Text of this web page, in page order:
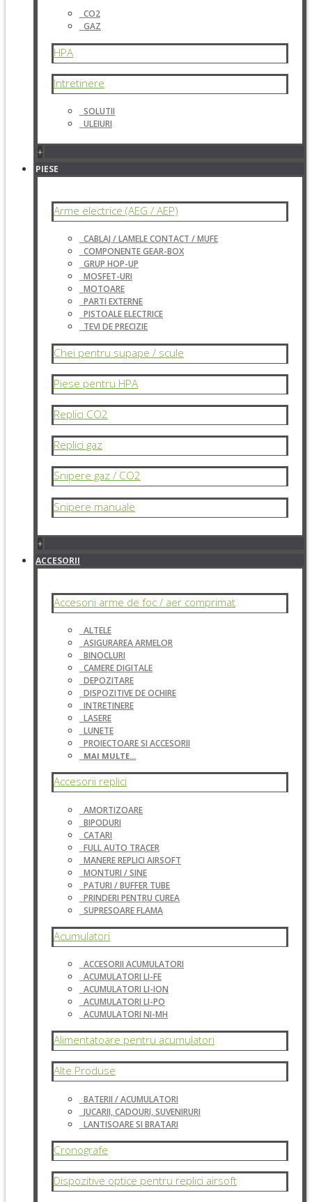
CO2
GAZ
HPA
Intretinere
SOLUTII
ULEIURI
+
PIESE
Arme electrice (AEG / AEP)
CABLAJ / LAMELE CONTACT / MUFE
COMPONENTE GEAR-BOX
GRUP HOP-UP
MOSFET-URI
MOTOARE
PARTI EXTERNE
PISTOALE ELECTRICE
TEVI DE PRECIZIE
Chei pentru supape / scule
Piese pentru HPA
Replici CO2
Replici gaz
Snipere gaz / CO2
Snipere manuale
+
ACCESORII
Accesorii arme de foc / aer comprimat
ALTELE
ASIGURAREA ARMELOR
BINOCLURI
CAMERE DIGITALE
DEPOZITARE
DISPOZITIVE DE OCHIRE
INTRETINERE
LASERE
LUNETE
PROIECTOARE SI ACCESORII
MAI MULTE...
Accesorii replici
AMORTIZOARE
BIPODURI
CATARI
FULL AUTO TRACER
MANERE REPLICI AIRSOFT
MONTURI / SINE
PATURI / BUFFER TUBE
PRINDERI PENTRU CUREA
SUPRESOARE FLAMA
Acumulatori
ACCESORII ACUMULATORI
ACUMULATORI LI-FE
ACUMULATORI LI-ION
ACUMULATORI LI-PO
ACUMULATORI NI-MH
Alimentatoare pentru acumulatori
Alte Produse
BATERII / ACUMULATORI
JUCARII, CADOURI, SUVENIRURI
LANTISOARE SI BRATARI
Cronografe
Dispozitive optice pentru replici airsoft